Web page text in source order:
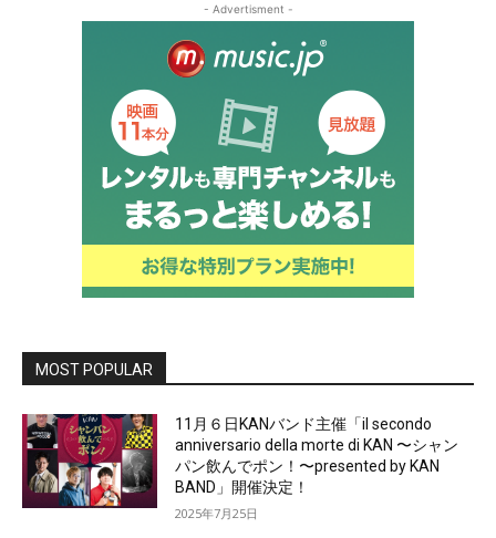
- Advertisment -
MOST POPULAR
11月６日KANバンド主催「il secondo
anniversario della morte di KAN 〜シャン
パン飲んでポン！〜presented by KAN
BAND」開催決定！
2025年7月25日